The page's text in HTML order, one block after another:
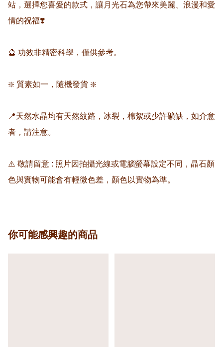
站，選擇您喜愛的款式，讓月光石為您帶來美麗、浪漫和愛
情的祝福❣️
🔮 功效非精密科學，僅供參考。
❇️ 質素如一，隨機發貨 ❇️
📍天然水晶均有天然紋路，冰裂，棉絮或少許礦缺，如介意
者，請注意。
⚠️ 敬請留意 : 照片因拍攝光線或電腦螢幕設定不同，晶石顏
色與實物可能會有輕微色差，顏色以實物為準。
你可能感興趣的商品